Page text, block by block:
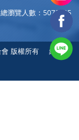
總瀏覽人數：5070935
版權所有
網站導